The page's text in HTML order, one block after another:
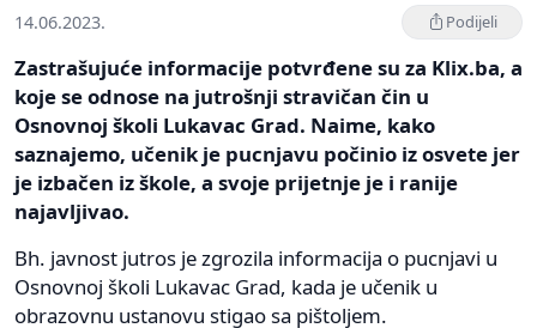
14.06.2023. Podijeli
Zastrašujuće informacije potvrđene su za Klix.ba, a
koje se odnose na jutrošnji stravičan čin u
Osnovnoj školi Lukavac Grad. Naime, kako
saznajemo, učenik je pucnjavu počinio iz osvete jer
je izbačen iz škole, a svoje prijetnje je i ranije
najavljivao.
Bh. javnost jutros je zgrozila informacija o pucnjavi u
Osnovnoj školi Lukavac Grad, kada je učenik u
obrazovnu ustanovu stigao sa pištoljem.